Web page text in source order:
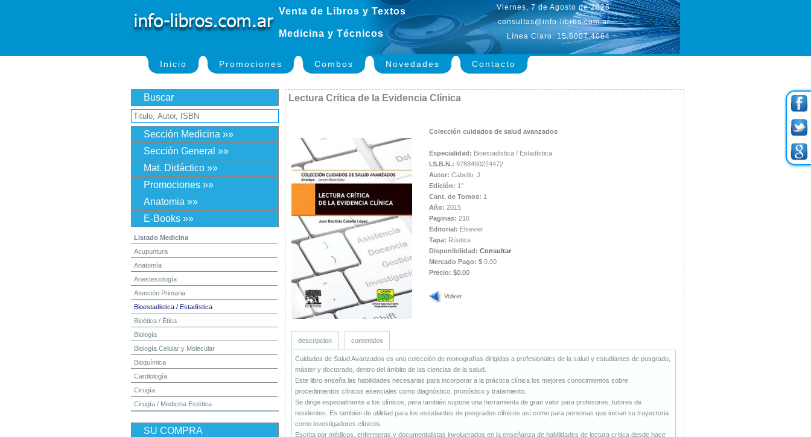
Venta de Libros y Textos
Medicina y Técnicos
Viernes, 7 de Agosto de 2026
consultas@info-libros.com.ar
Línea Claro: 15.5007.4064
Inicio Promociones Combos Novedades Contacto
Buscar
Sección Medicina »»
Sección General »»
Mat. Didáctico »»
Promociones »»
Anatomia »»
E-Books »»
Listado Medicina
Acupuntura
Anatomía
Anestesiología
Atención Primaria
Bioestadistica / Estadística
Bioética / Ética
Biología
Biología Celular y Molecular
Bioquímica
Cardiología
Cirugía
Cirugía / Medicina Estética
Dermatología
SU COMPRA
Lectura Crítica de la Evidencia Clínica
Colección cuidados de salud avanzados
Especialidad: Bioestadistica / Estadística
I.S.B.N.: 9788490224472
Autor: Cabello, J.
Edición: 1°
Cant. de Tomos: 1
Año: 2015
Paginas: 216
Editorial: Elsevier
Tapa: Rústica
Disponibilidad: Consultar
Mercado Pago: $ 0.00
Precio: $0.00
Volver
descripcion contenidos
Cuidados de Salud Avanzados es una colección de monografías dirigidas a profesionales de la salud y estudiantes de posgrado,
máster y doctorado, dentro del ámbito de las ciencias de la salud.
Este libro enseña las habilidades necesarias para incorporar a la práctica clínica los mejores conocimientos sobre
procedimientos clínicos esenciales como diagnóstico, pronóstico y tratamiento.
Se dirige especialmente a los clínicos, pera también supone una herramienta de gran valor para profesores, tutores de
residentes. Es también de utilidad para los estudiantes de posgrados clínicos así como para personas que inician su trayectoria
como investigadores clínicos.
Escrita por médicos, enfermeras y documentalistas involucrados en la enseñanza de habilidades de lectura crítica desde hace